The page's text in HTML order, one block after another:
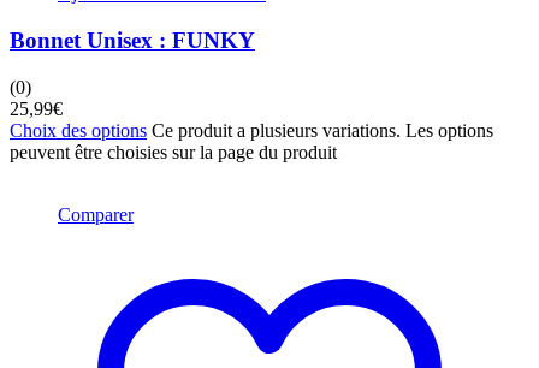
Bonnet Unisex : FUNKY
(0)
25,99€
Choix des options Ce produit a plusieurs variations. Les options
peuvent être choisies sur la page du produit
Comparer